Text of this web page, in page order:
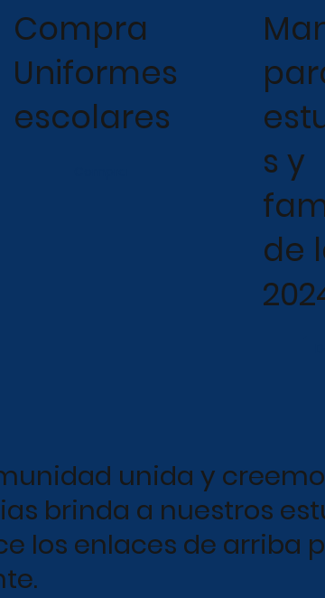
Compra
Uniformes
escolares
s y
de
unida y
brinda a nuestros
los enlaces de arriba